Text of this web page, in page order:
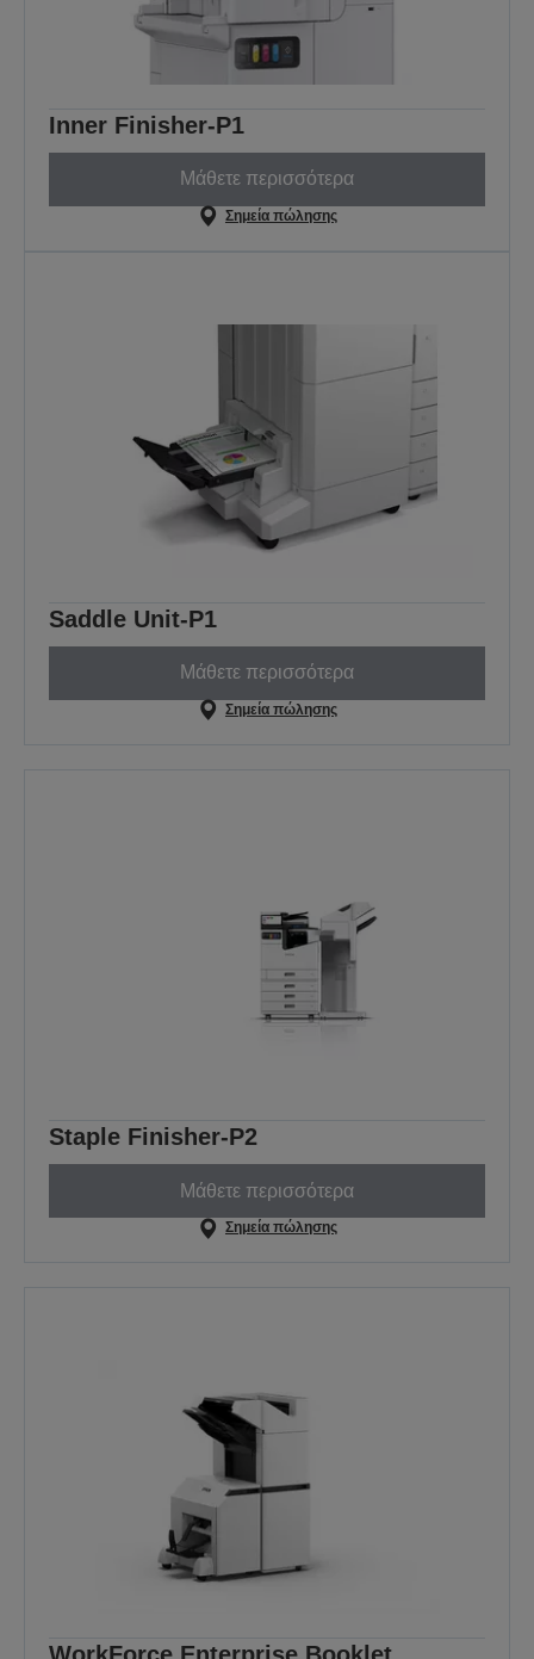
Inner Finisher-P1
Μάθετε περισσότερα
Σημεία πώλησης
Saddle Unit-P1
Μάθετε περισσότερα
Σημεία πώλησης
Staple Finisher-P2
Μάθετε περισσότερα
Σημεία πώλησης